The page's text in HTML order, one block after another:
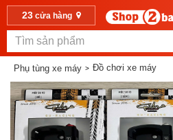
23cửa hàng
Phụ tùng xe máy Đồ chơi xe máy